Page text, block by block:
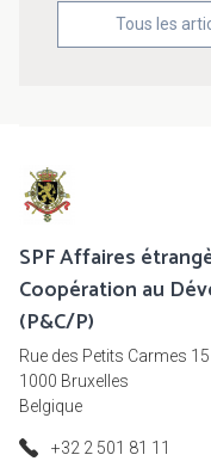
Tous les
SPF Affaires
Coopération au
(P&C/P)
Rue des Petits Carmes 15
1000 Bruxelles
Belgique
+32 2 501 81 11